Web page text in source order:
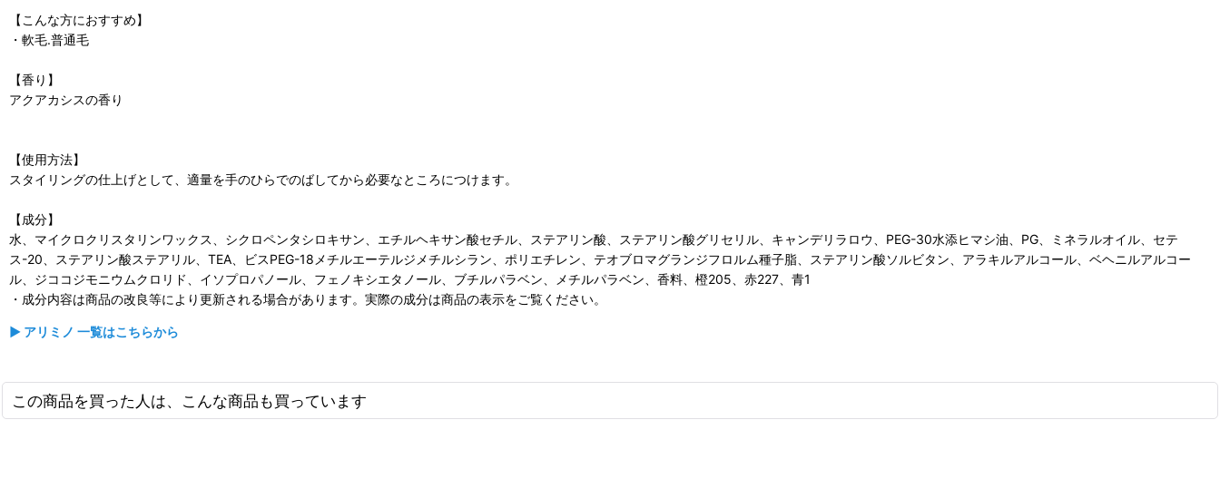
【こんな方におすすめ】
・軟毛.普通毛
【香り】
アクアカシスの香り
【使用方法】
スタイリングの仕上げとして、適量を手のひらでのばしてから必要なところにつけます。
【成分】
水、マイクロクリスタリンワックス、シクロペンタシロキサン、エチルヘキサン酸セチル、ステアリン酸、ステアリン酸グリセリル、キャンデリラロウ、PEG-30水添ヒマシ油、PG、ミネラルオイル、セテ
ス-20、ステアリン酸ステアリル、TEA、ビスPEG-18メチルエーテルジメチルシラン、ポリエチレン、テオブロマグランジフロルム種子脂、ステアリン酸ソルビタン、アラキルアルコール、ベヘニルアルコー
ル、ジココジモニウムクロリド、イソプロパノール、フェノキシエタノール、ブチルパラベン、メチルパラベン、香料、橙205、赤227、青1
・成分内容は商品の改良等により更新される場合があります。実際の成分は商品の表示をご覧ください。
▶ アリミノ 一覧はこちらから
この商品を買った人は、こんな商品も買っています